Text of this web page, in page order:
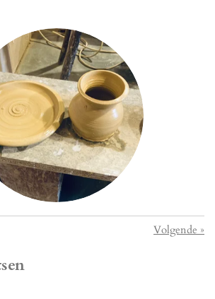
Volgende »